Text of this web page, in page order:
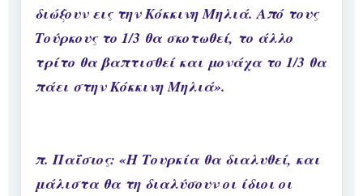
διώξουν εις την Κόκκινη Μηλιά. Από τους
Τούρκους το 1/3 θα σκοτωθεί, το άλλο
τρίτο θα βαπτισθεί και μονάχα το 1/3 θα
πάει στην Κόκκινη Μηλιά».
π. Παΐσιος: «Η Τουρκία θα διαλυθεί, και
μάλιστα θα τη διαλύσουν οι ίδιοι οι